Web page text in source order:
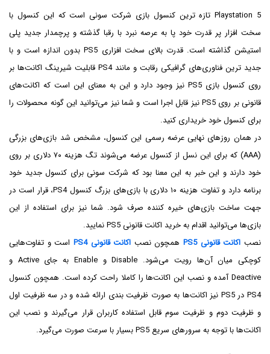
Playstation 5 تازه ترین کنسول بازی شرکت سونی است که این کنسول با
سخت افزار پر قدرت خود پا به عرصه نبرد با رقبا گذشته و پرچمدار جدید پلی
استیشن گذاشته است. قدرت بالای سخت افزاری PS5 بدون اندازه است و با
جدید ترین فناوری‌های گرافیکی رقابت و مانند PS4 قابلیت شیرینگ اکانت‌ها بر
روی کنسول بازی PS5 نیز وجود دارد و این به معنای این است که اکانت‌های
قانونی بر روی PS5 نیز قابل اجرا است و شما نیز می‌توانید این گونه محصولات را
برای کنسول خود خریداری کنید.
در همان روز‌های نهایی عرضه رسمی این کنسول، مشخص شد بازی‌های بزرگی
(AAA) که برای این نسل از کنسول عرضه می‌شوند تگ هزینه ۷۰ دلاری بر روی
خود دارند و این خبر به این معنا بود که شرکت سونی برای کنسول جدید خود
برنامه دارد و تفاوت هزینه ۱۰ دلاری با بازی‌های بزرگ کنسول PS4، قرار است در
جهت ساخت بازی‌های خیره کننده صرف شود. شما نیز برای استفاده از این
بازی‌ها می‌توانید اقدام به خرید اکانت قانونی PS5 نمایید.
نصب اکانت قانونی PS5 همچون نصب اکانت قانونی PS4
است و تفاوت‌هایی
کوچکی میان آن‌ها رویت می‌شود. Disable و Enable به جای Active و
Deactive آمده و نصب این اکانت‌ها را کاملا راحت کرده است. همچون کنسول
PS4‌ در PS5 نیز اکانت‌ها به صورت ظرفیت بندی ارائه شده و در سه ظرفیت اول
و ظرفیت دوم و ظرفیت سوم قابل استفاده کاربران قرار می‌گیرند و نصب این
اکانت‌ها با توجه به سرورهای سریع PS5 بسیار با سرعت صورت می‌گیرد.